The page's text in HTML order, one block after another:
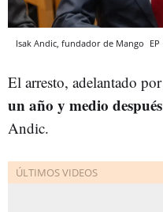
Isak Andic, fundador de Mango EP
El arresto, adelantado por
un año y medio después
Andic.